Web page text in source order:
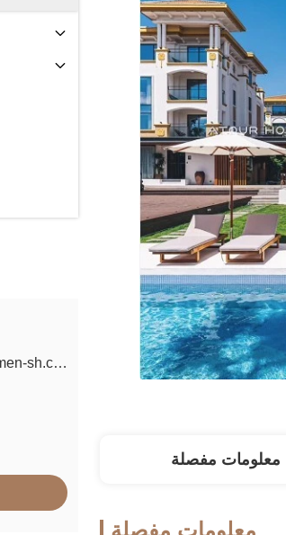
cherry.qian@cyclamen-sh.com
معلومات مفصلة
معلومات مفصلة